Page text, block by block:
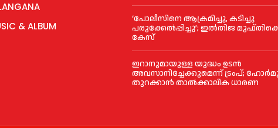
& ALBUM
‘പോലീസിനെ ആക്രമിച്ചു, കടിച്ചു
പരുക്കേല്‍പ്പിച്ചു’; ഇല്‍തിജ
കേസ്
ഇറാനുമായുള്ള യുദ്ധം ഉടൻ
അവസാനിച്ചേക്കുമെന്ന് ട്രംപ്;
തുറക്കാൻ താൽക്കാലിക ധാരണ